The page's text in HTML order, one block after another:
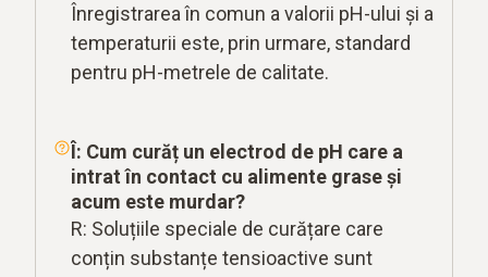
Înregistrarea în comun a valorii pH-ului și a
temperaturii este, prin urmare, standard
pentru pH-metrele de calitate.
Î: Cum curăț un electrod de pH care a
intrat în contact cu alimente grase și
acum este murdar?
R: Soluțiile speciale de curățare care
conțin substanțe tensioactive sunt